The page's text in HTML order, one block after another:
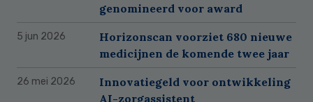
genomineerd voor award
5 jun 2026
Horizonscan voorziet 680 nieuwe
medicijnen de komende twee jaar
26 mei 2026
Innovatiegeld voor ontwikkeling
AI-zorgassistent